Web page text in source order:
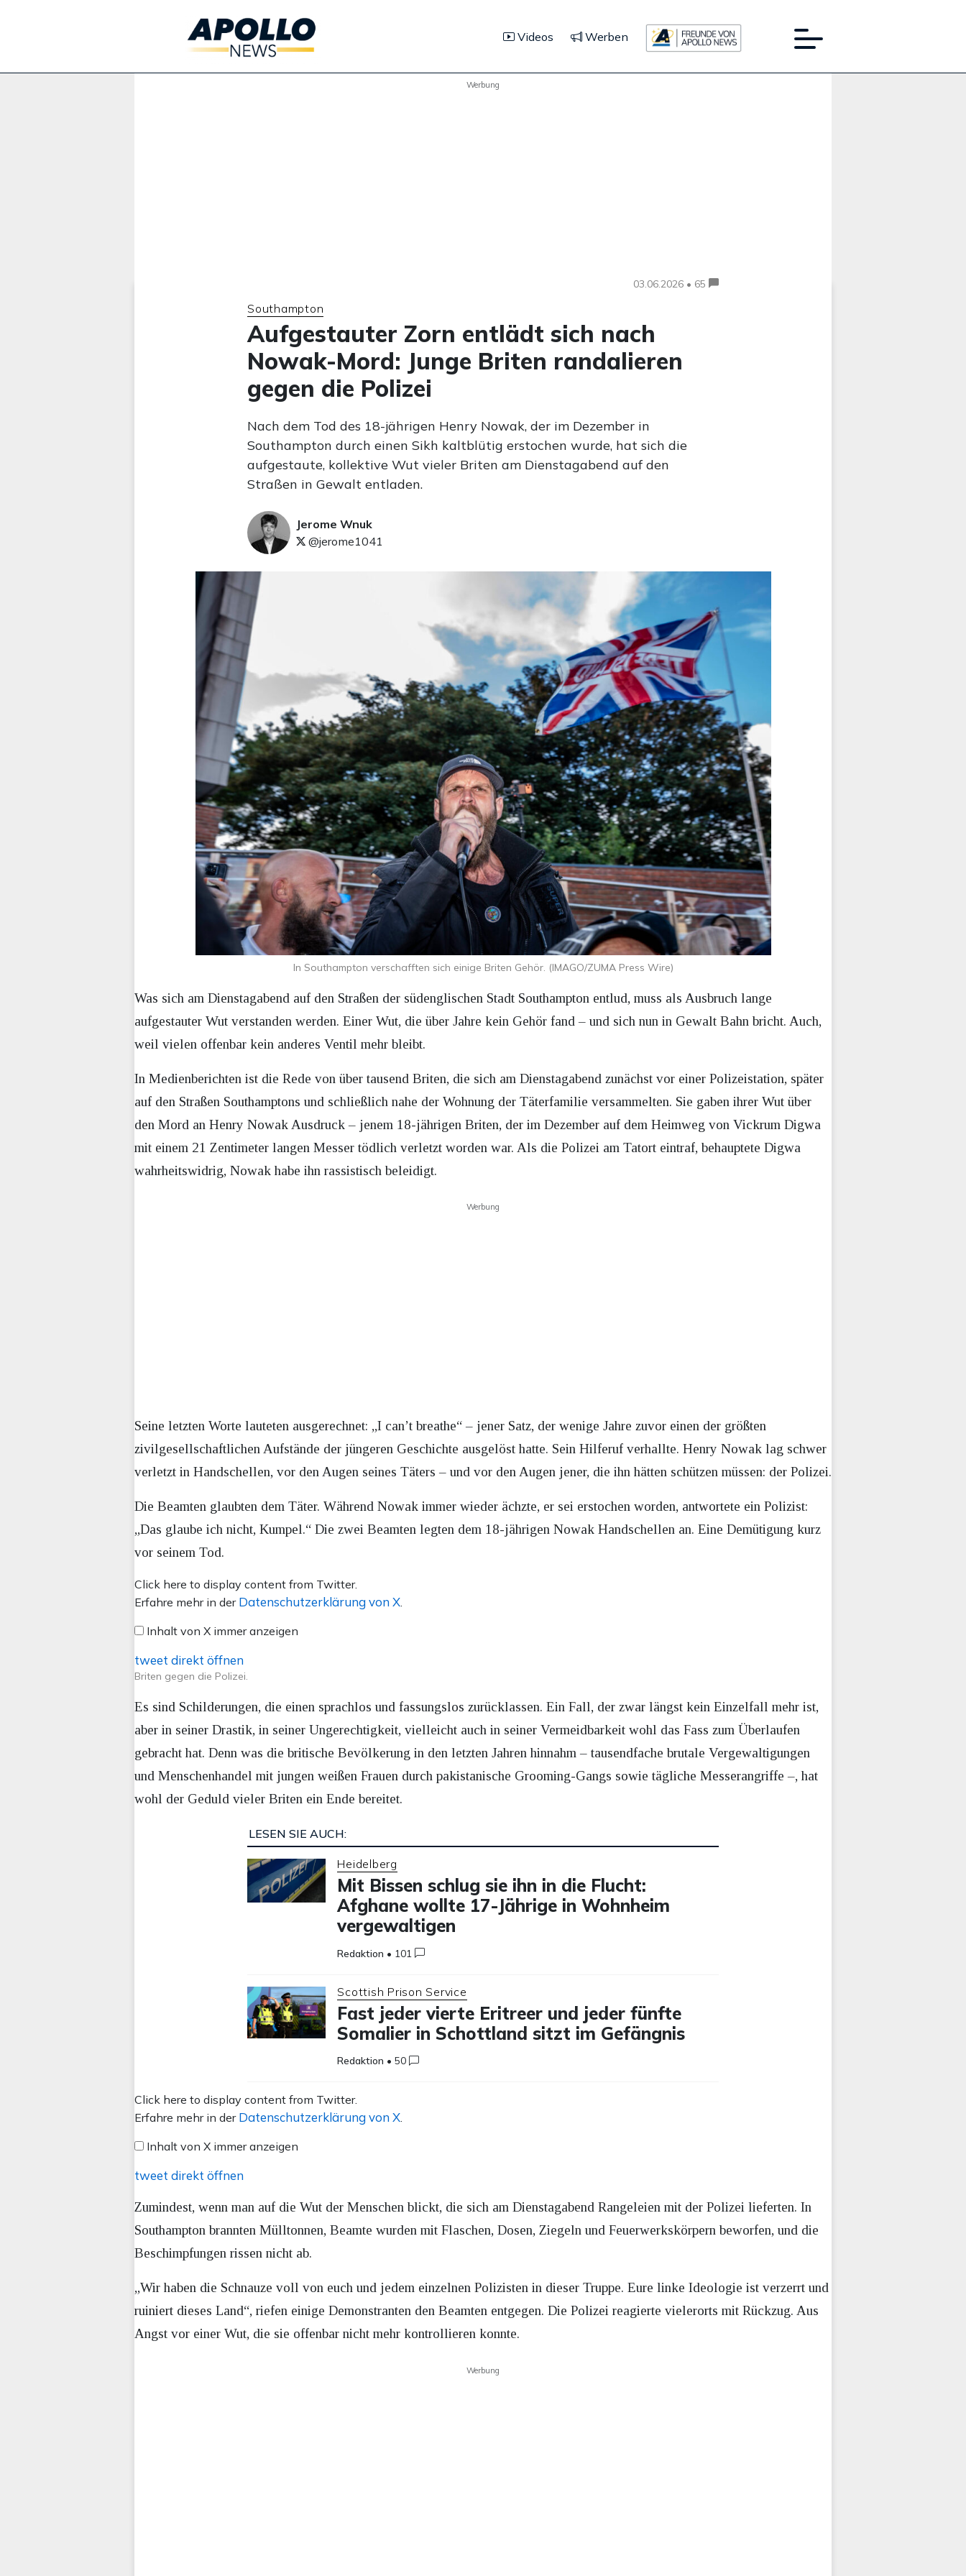
Videos Werben
Werbung
03.06.2026 • 65
Southampton
Aufgestauter Zorn entlädt sich nach
Nowak-Mord: Junge Briten randalieren
gegen die Polizei
Nach dem Tod des 18-jährigen Henry Nowak, der im Dezember in
Southampton durch einen Sikh kaltblütig erstochen wurde, hat sich die
aufgestaute, kollektive Wut vieler Briten am Dienstagabend auf den
Straßen in Gewalt entladen.
Jerome Wnuk
@jerome1041
In Southampton verschafften sich einige Briten Gehör. (IMAGO/ZUMA Press Wire)
Was sich am Dienstagabend auf den Straßen der südenglischen Stadt Southampton entlud, muss als Ausbruch lange
aufgestauter Wut verstanden werden. Einer Wut, die über Jahre kein Gehör fand – und sich nun in Gewalt Bahn bricht. Auch,
weil vielen offenbar kein anderes Ventil mehr bleibt.
In Medienberichten ist die Rede von über tausend Briten, die sich am Dienstagabend zunächst vor einer Polizeistation, später
auf den Straßen Southamptons und schließlich nahe der Wohnung der Täterfamilie versammelten. Sie gaben ihrer Wut über
den Mord an Henry Nowak Ausdruck – jenem 18-jährigen Briten, der im Dezember auf dem Heimweg von Vickrum Digwa
mit einem 21 Zentimeter langen Messer tödlich verletzt worden war. Als die Polizei am Tatort eintraf, behauptete Digwa
wahrheitswidrig, Nowak habe ihn rassistisch beleidigt.
Werbung
Seine letzten Worte lauteten ausgerechnet: „I can’t breathe“ – jener Satz, der wenige Jahre zuvor einen der größten
zivilgesellschaftlichen Aufstände der jüngeren Geschichte ausgelöst hatte. Sein Hilferuf verhallte. Henry Nowak lag schwer
verletzt in Handschellen, vor den Augen seines Täters – und vor den Augen jener, die ihn hätten schützen müssen: der Polizei.
Die Beamten glaubten dem Täter. Während Nowak immer wieder ächzte, er sei erstochen worden, antwortete ein Polizist:
„Das glaube ich nicht, Kumpel.“ Die zwei Beamten legten dem 18-jährigen Nowak Handschellen an. Eine Demütigung kurz
vor seinem Tod.
Inhalt
von
anzeigen
Click here to display content from Twitter.
Erfahre mehr in der Datenschutzerklärung von X
Inhalt von X immer anzeigen
tweet direkt öffnen
Briten gegen die Polizei.
Es sind Schilderungen, die einen sprachlos und fassungslos zurücklassen. Ein Fall, der zwar längst kein Einzelfall mehr ist,
aber in seiner Drastik, in seiner Ungerechtigkeit, vielleicht auch in seiner Vermeidbarkeit wohl das Fass zum Überlaufen
gebracht hat. Denn was die britische Bevölkerung in den letzten Jahren hinnahm – tausendfache brutale Vergewaltigungen
und Menschenhandel mit jungen weißen Frauen durch pakistanische Grooming-Gangs sowie tägliche Messerangriffe –, hat
wohl der Geduld vieler Briten ein Ende bereitet.
LESEN SIE AUCH:
Heidelberg
Mit Bissen schlug sie ihn in die Flucht:
Afghane wollte 17-Jährige in Wohnheim
vergewaltigen
Redaktion • 101
Scottish Prison Service
Fast jeder vierte Eritreer und jeder fünfte
Somalier in Schottland sitzt im Gefängnis
Redaktion •50
Inhalt
von
anzeigen
Click here to display content from Twitter.
Erfahre mehr in der Datenschutzerklärung von X.
Inhalt von X immer anzeigen
tweet direkt öffnen
Zumindest, wenn man auf die Wut der Menschen blickt, die sich am Dienstagabend Rangeleien mit der Polizei lieferten. In
Southampton brannten Mülltonnen, Beamte wurden mit Flaschen, Dosen, Ziegeln und Feuerwerkskörpern beworfen, und die
Beschimpfungen rissen nicht ab.
„Wir haben die Schnauze voll von euch und jedem einzelnen Polizisten in dieser Truppe. Eure linke Ideologie ist verzerrt und
ruiniert dieses Land“, riefen einige Demonstranten den Beamten entgegen. Die Polizei reagierte vielerorts mit Rückzug. Aus
Angst vor einer Wut, die sie offenbar nicht mehr kontrollieren konnte.
Werbung